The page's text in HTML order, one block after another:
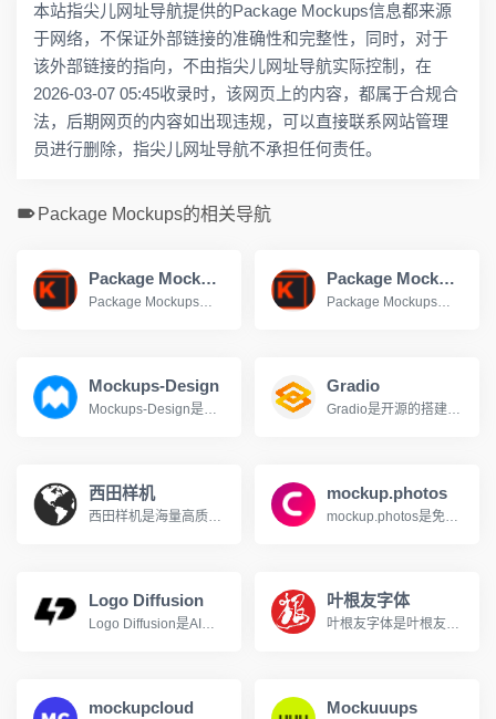
本站指尖儿网址导航提供的Package Mockups信息都来源
于网络，不保证外部链接的准确性和完整性，同时，对于
该外部链接的指向，不由指尖儿网址导航实际控制，在
2026-03-07 05:45收录时，该网页上的内容，都属于合规合
法，后期网页的内容如出现违规，可以直接联系网站管理
员进行删除，指尖儿网址导航不承担任何责任。
Package Mockups的相关导航
Package Mockups
Package Mockups是产品包装样机资源站点，高质量免费样机下载
Package Mockups
Package Mockups是产品包装样机资源站点，高质量免费样机下载
Mockups-Design
Mockups-Design是Mockups-Design是一个免费样机素材下载网站。
Gradio
Gradio是开源的搭建机器学习模型UI界面的Python库
西田样机
西田样机是海量高质量Mockup模板PSD样机展示模型
mockup.photos
mockup.photos是免费在线场景样机，登录后可以下载
Logo Diffusion
Logo Diffusion是AI驱动的Logo和标志生成工具
叶根友字体
叶根友字体是叶根友字体官方网站
mockupcloud Mockuuups